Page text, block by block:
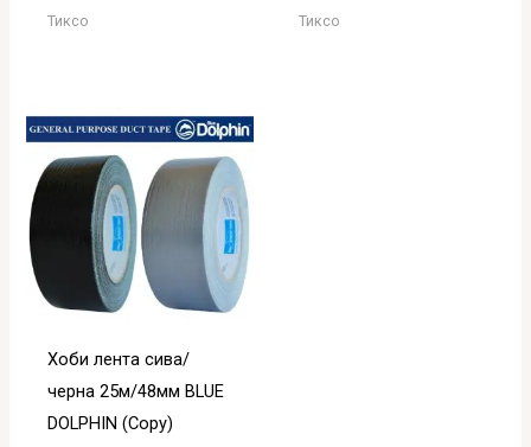
Тиксо Тиксо
Хоби лента сива/
черна 25м/48мм BLUE
DOLPHIN (Copy)